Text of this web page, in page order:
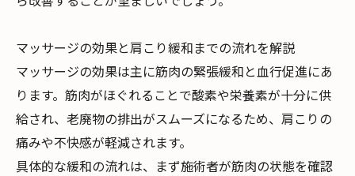
マッサージの効果と肩こり緩和までの流れを解説
マッサージの効果は主に筋肉の緊張緩和と血行促進にあ
ります。筋肉がほぐれることで酸素や栄養素が十分に供
給され、老廃物の排出がスムーズになるため、肩こりの
痛みや不快感が軽減されます。
具体的な緩和の流れは、まず施術者が筋肉の状態を確認